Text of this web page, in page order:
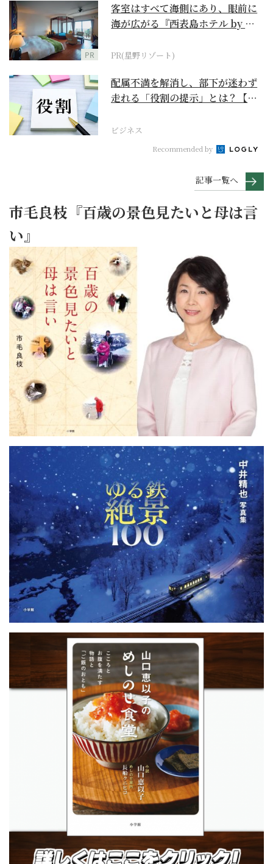
PR
客室はすべて海側にあり、眼前に
海が広がる『西表島ホテル by 星
PR(星野リゾート)
配属不満を解消し、部下が迷わず
走れる「役割の提示」とは？【ビ
ビジネス
Recommended by
記事一覧へ
市毛良枝『百歳の景色見たいと母は言
い』